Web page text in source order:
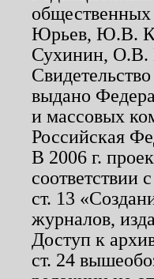
Юрьев, Ю.В.
Сухинин, О.В.
выдано
и массовых
Российская
В 2006 г.
соответствии с
ст. 13
журналов,
Доступ к
ст. 24